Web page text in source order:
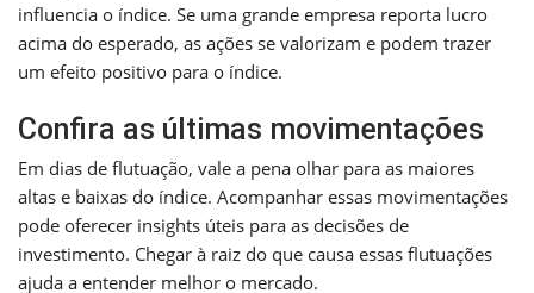
influencia o índice. Se uma grande empresa reporta lucro
acima do esperado, as ações se valorizam e podem trazer
um efeito positivo para o índice.
Confira as últimas movimentações
Em dias de flutuação, vale a pena olhar para as maiores
altas e baixas do índice. Acompanhar essas movimentações
pode oferecer insights úteis para as decisões de
investimento. Chegar à raiz do que causa essas flutuações
ajuda a entender melhor o mercado.